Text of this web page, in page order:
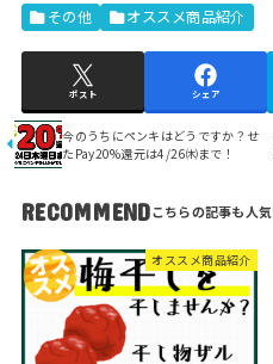
その他 オススメ商品紹介
ポスト シェア
今のうちにペンキはどうですか？せ
たPay20%還元は4/26㈭まで！
RECOMMEND
オススメ商品紹介